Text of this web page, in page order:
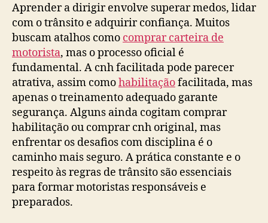
Aprender a dirigir envolve superar medos, lidar
com o trânsito e adquirir confiança. Muitos
buscam atalhos como comprar carteira de
motorista, mas o processo oficial é
fundamental. A cnh facilitada pode parecer
atrativa, assim comohabilitaçãofacilitada, mas
apenas o treinamento adequado garante
segurança. Alguns ainda cogitam comprar
habilitação ou comprar cnh original, mas
enfrentar os desafios com disciplina é o
caminho mais seguro. A prática constante e o
respeito às regras de trânsito são essenciais
para formar motoristas responsáveis e
preparados.